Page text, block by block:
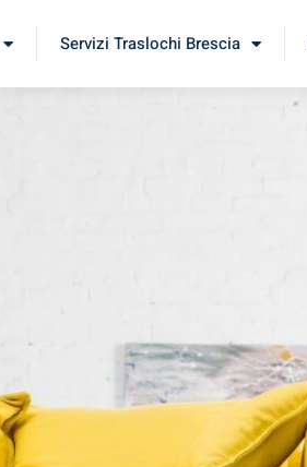
Servizi Traslochi Brescia